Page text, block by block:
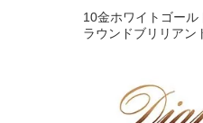
10金ホワイトゴール
ラウンドブリリアン